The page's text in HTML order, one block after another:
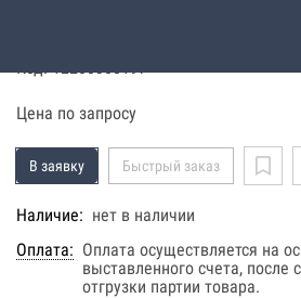
Код: 12200308197
Цена по запросу
В заявку Быстрый заказ
Наличие: нет в наличии
Оплата: Оплата осуществляется на
выставленного счета, после
отгрузки партии товара.